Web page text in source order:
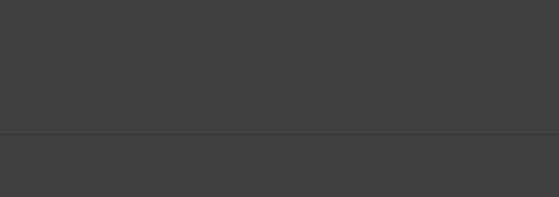
Filter. Ein Filter muss
werden, bevor der